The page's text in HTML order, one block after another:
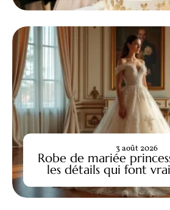
Robe de mariée
les détails qui font
3 août 2026